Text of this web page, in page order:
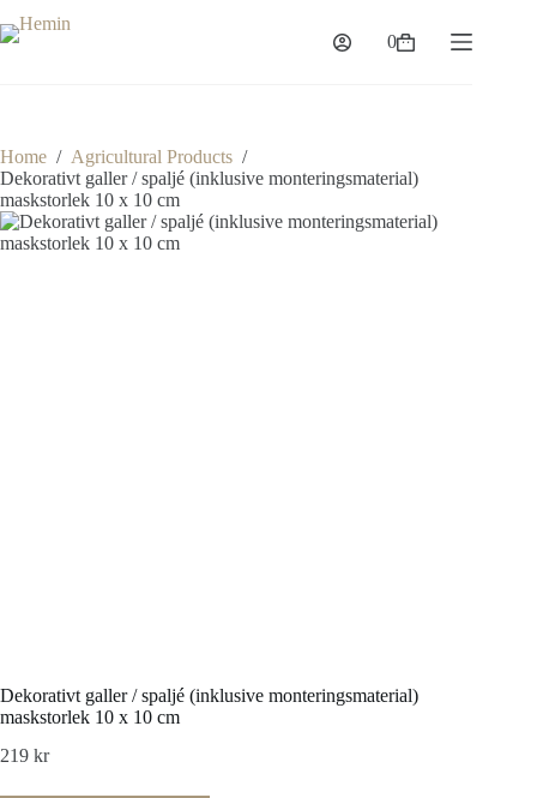
to
Shopping
0
Home / Agricultural Products /
Dekorativt galler / spaljé (inklusive monteringsmaterial)
maskstorlek 10 x 10 cm
Dekorativt galler / spaljé (inklusive monteringsmaterial)
maskstorlek 10 x 10 cm
219 kr